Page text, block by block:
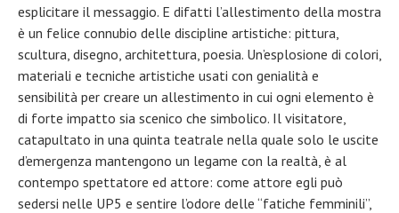
esplicitare il messaggio. E difatti l’allestimento della mostra
è un felice connubio delle discipline artistiche: pittura,
scultura, disegno, architettura, poesia. Un’esplosione di colori,
materiali e tecniche artistiche usati con genialità e
sensibilità per creare un allestimento in cui ogni elemento è
di forte impatto sia scenico che simbolico. Il visitatore,
catapultato in una quinta teatrale nella quale solo le uscite
d’emergenza mantengono un legame con la realtà, è al
contempo spettatore ed attore: come attore egli può
sedersi nelle UP5 e sentire l’odore delle “fatiche femminili”,